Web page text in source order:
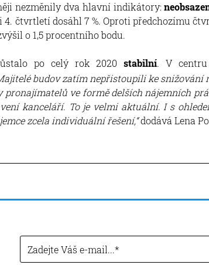
nezměnily dva hlavní indikátory:
4. čtvrtletí dosáhl 7 %. Oproti předchozímu
o 1,5 procentního bodu.
po celý rok 2020stabilní. V
budov zatím nepřistoupili ke snižování
pronajímatelů ve formě delších nájemních
kanceláří. To je velmi aktuální. I s
zcela individuální řešení,“dodává Lena
Zadejte Váš e-mail...